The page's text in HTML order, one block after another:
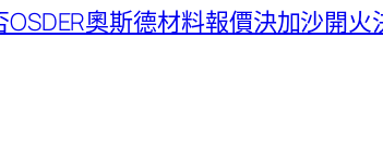
奧斯德材料報價決加沙開